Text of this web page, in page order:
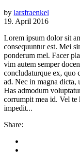
by larsfraenkel
19. April 2016
Lorem ipsum dolor sit
consequuntur est. Mei
ponderum mel. Facer
vim autem semper
concludaturque ex, quo
ad. Nec in magna dicta,
Has admodum
corrumpit mea id. Vel te
impedit...
Share: